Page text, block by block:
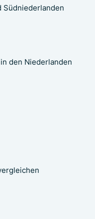
Südniederlanden
den Niederlanden